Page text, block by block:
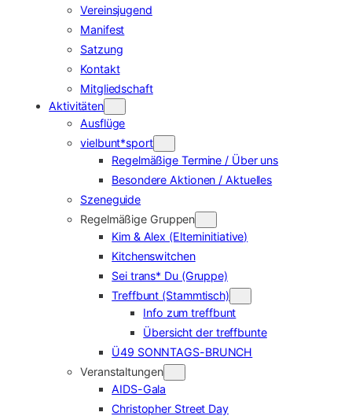
Vereinsjugend
Manifest
Satzung
Kontakt
Mitgliedschaft
Aktivitäten
Ausflüge
vielbunt*sport
Regelmäßige Termine / Über uns
Besondere Aktionen / Aktuelles
Szeneguide
Regelmäßige Gruppen
Kim & Alex (Elterninitiative)
Kitchenswitchen
Sei trans* Du (Gruppe)
Treffbunt (Stammtisch)
Info zum treffbunt
Übersicht der treffbunte
Ü49 SONNTAGS-BRUNCH
Veranstaltungen
AIDS-Gala
Christopher Street Day